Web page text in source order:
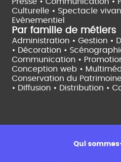
Culturelle • Spectacle
Evènementiel
Par famille de métiers
Administration • Gestion •
• Décoration •
Communication •
Conception web •
Conservation du
• Diffusion • Distribution •
Qui